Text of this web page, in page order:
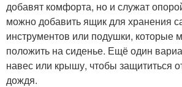
добавят комфорта, но и служат
можно добавить ящик для хранения
инструментов или подушки, которые
положить на сиденье. Ещё один
навес или крышу, чтобы защититься
дождя.